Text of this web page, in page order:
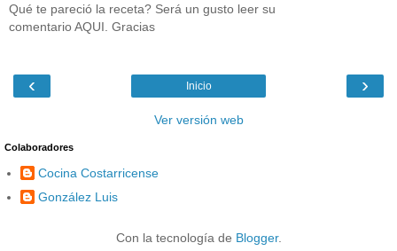
Qué te pareció la receta? Será un gusto leer su
comentario AQUI. Gracias
‹ ›
Inicio
Ver versión web
Colaboradores
Cocina Costarricense
González Luis
Con la tecnología de Blogger.